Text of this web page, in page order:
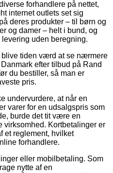
forhandlere på nettet,
internet outlets set sig
deres produkter – til børn og
og damer – helt i bund, og
uden beregning.
blive tiden værd at se nærmere
efter tilbud på Rand
du bestiller, så man er
pris.
undervurdere, at når en
varer for en udsalgspris som
burde det tit være en
Kortbetalinger er
et reglement, hvilket
forhandlere.
eller mobilbetaling. Som
nytte af en